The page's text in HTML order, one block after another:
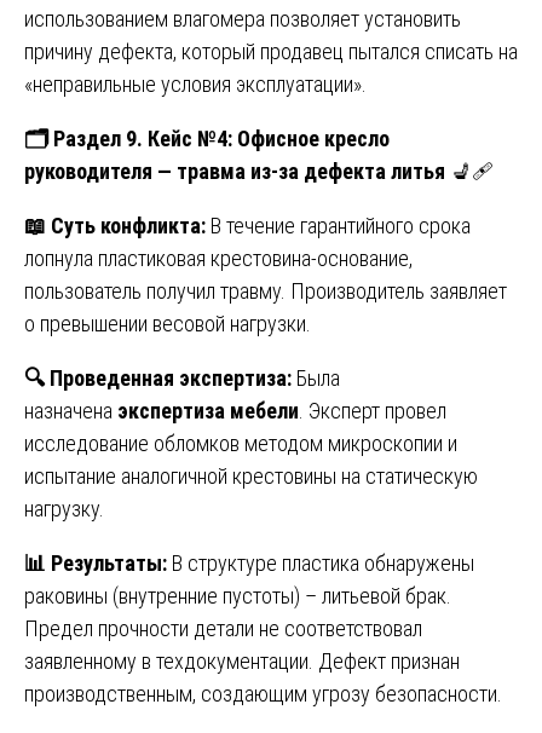
использованием влагомера позволяет установить
причину дефекта, который продавец пытался списать на
«неправильные условия эксплуатации».
🗂️ Раздел 9. Кейс №4: Офисное кресло
руководителя — травма из-за дефекта литья 💺🩹
📖 Суть конфликта: В течение гарантийного срока
лопнула пластиковая крестовина-основание,
пользователь получил травму. Производитель заявляет
о превышении весовой нагрузки.
🔍Проведенная экспертиза: Была
назначена экспертиза мебели . Эксперт провел
исследование обломков методом микроскопии и
испытание аналогичной крестовины на статическую
нагрузку.
📊 Результаты: В структуре пластика обнаружены
раковины (внутренние пустоты) – литьевой брак.
Предел прочности детали не соответствовал
заявленному в техдокументации. Дефект признан
производственным, создающим угрозу безопасности.